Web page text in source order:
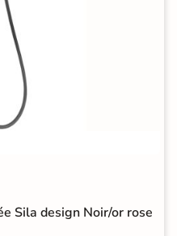
Sila design Noir/or rose